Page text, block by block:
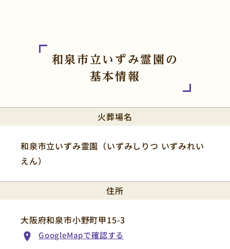
和泉市立いずみ霊園の
基本情報
火葬場名
和泉市立いずみ霊園（いずみしりつ いずみれい
えん）
住所
大阪府和泉市小野町甲15-3
GoogleMapで確認する